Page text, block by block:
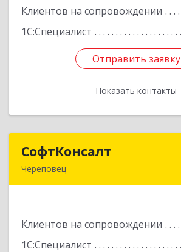
Клиентов на сопровождении
1С:Специалист
Отправить заявку
Показать контакты
Отправить заявку
Назад
СофтКонсалт
Череповец
Клиентов на сопровождении
1С:Специалист